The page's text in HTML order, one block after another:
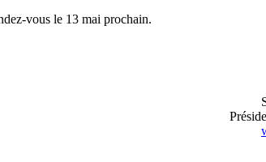
vous le 13 mai prochain.